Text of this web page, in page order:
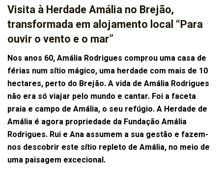
Visita à Herdade Amália no Brejão,
transformada em alojamento local “Para
ouvir o vento e o mar”
Nos anos 60, Amália Rodrigues comprou uma casa de
férias num sítio mágico, uma herdade com mais de 10
hectares, perto do Brejão. A vida de Amália Rodrigues
não era só viajar pelo mundo e cantar. Foi a faceta
praia e campo de Amália, o seu refúgio. A Herdade de
Amália é agora propriedade da Fundação Amália
Rodrigues. Rui e Ana assumem a sua gestão e fazem-
nos descobrir este sítio repleto de Amália, no meio de
uma paisagem excecional.